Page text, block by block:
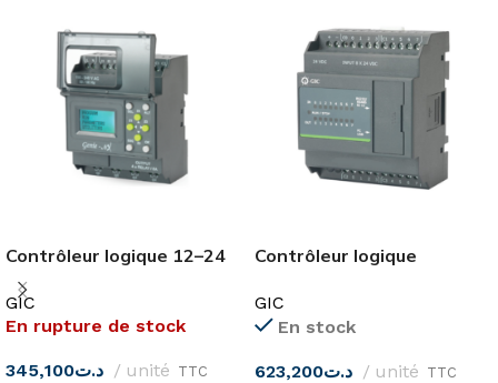
Contrôleur logique 12–24
VCC GIC
GIC
En rupture de stock
د.ت345,100 unité TTC
Contrôleur logique
24DC PC10BD16001D1
GIC
GIC
En stock
د.ت623,200 unité TTC